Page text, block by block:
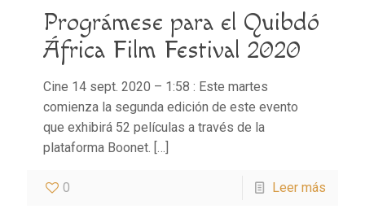
Prográmese para el Quibdó
África Film Festival 2020
Cine 14 sept. 2020 – 1:58 : Este martes
comienza la segunda edición de este evento
que exhibirá 52 películas a través de la
plataforma Boonet. […]
0 Leer más